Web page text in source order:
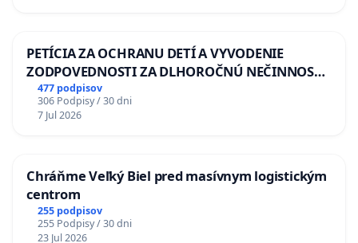
PETÍCIA ZA OCHRANU DETÍ A VYVODENIE
ZODPOVEDNOSTI ZA DLHOROČNÚ NEČINNOSŤ
A ZLYHANIE ŠTÁTU
477 podpisov
306 Podpisy / 30 dni
7 Jul 2026
Chráňme Veľký Biel pred masívnym logistickým
centrom
255 podpisov
255 Podpisy / 30 dni
23 Jul 2026